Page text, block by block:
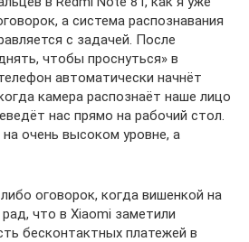
а система распознавания
с задачей. После
чтобы проснуться» в
автоматически начнёт
камера распознаёт наше лицо
нас прямо на рабочий стол.
очень высоком уровне, а
оговорок, когда вишенкой на
что в Xiaomi заметили
бесконтактных платежей в